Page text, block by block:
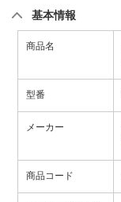
基本情報
商品名
型番
メーカー
商品コード